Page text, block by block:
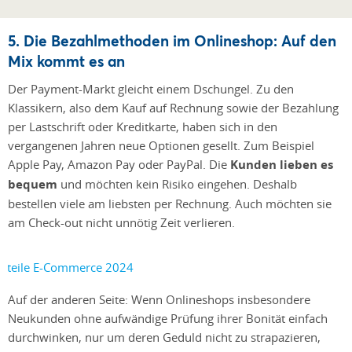
5. Die Bezahlmethoden im Onlineshop: Auf den
Mix kommt es an
Der Payment-Markt gleicht einem Dschungel. Zu den
Klassikern, also dem Kauf auf Rechnung sowie der Bezahlung
per Lastschrift oder Kreditkarte, haben sich in den
vergangenen Jahren neue Optionen gesellt. Zum Beispiel
Apple Pay, Amazon Pay oder PayPal. Die Kunden lieben es
bequem und möchten kein Risiko eingehen. Deshalb
bestellen viele am liebsten per Rechnung. Auch möchten sie
am Check-out nicht unnötig Zeit verlieren.
Auf der anderen Seite: Wenn Onlineshops insbesondere
Neukunden ohne aufwändige Prüfung ihrer Bonität einfach
durchwinken, nur um deren Geduld nicht zu strapazieren,